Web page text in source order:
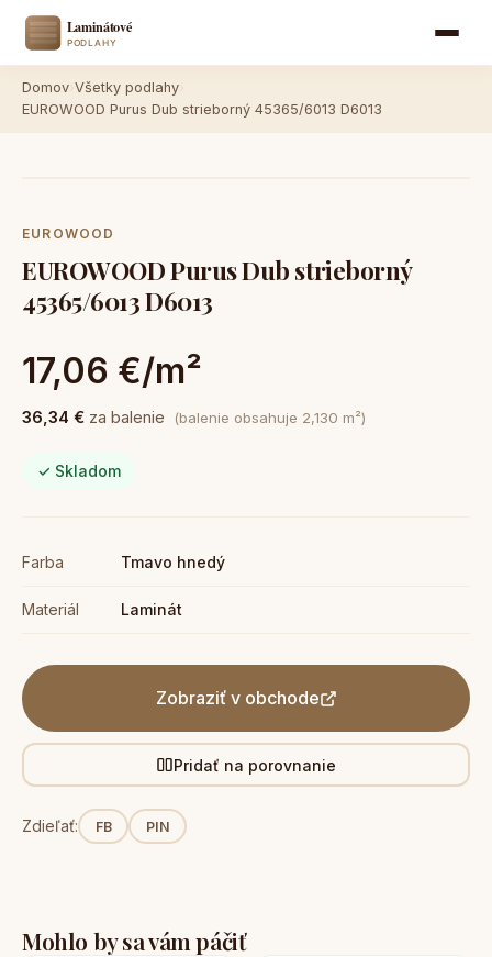
Domov Všetky podlahy
EUROWOOD Purus Dub strieborný 45365/6013 D6013
EUROWOOD
EUROWOOD Purus Dub strieborný
45365/6013 D6013
17,06 €/m²
36,34 € za balenie (balenie obsahuje 2,130 m²)
✓ Skladom
Farba Tmavo hnedý
Materiál Laminát
Zobraziť v obchode
Pridať na porovnanie
Zdieľať: FB PIN
Mohlo by sa vám páčiť